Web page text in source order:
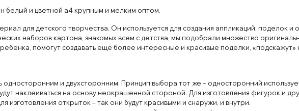
белый и цветной а4 крупным и мелким оптом.
для детского творчества. Он используется для создания аппликаций, поделок
наборов картона, знакомых всем с детства, мы подобрали множество
помогут создавать еще более интересные и красивые поделки, «подскажут»
односторонним и двухсторонним. Принцип выбора тот же – односторонний
наклеиваться на основу неокрашенной стороной. Для изготовления фигурок и
изготовления открыток – так они будут красивыми и снаружи, и внутри.